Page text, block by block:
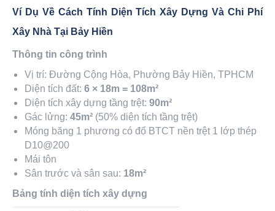
Ví Dụ Về Cách Tính Diện Tích Xây Dựng Và Chi Phí
Xây Nhà Tại Bảy Hiền
Thông tin công trình
Vị trí: Đường Cộng Hòa, Phường Bảy Hiền, TPHCM
Diện tích đất: 6 × 18m = 108m²
Diện tích xây dựng tầng trệt: 90m²
Gác lửng: 45m² (50% diện tích tầng trệt)
Móng băng 1 phương có đổ BTCT nền trệt 1 lớp thép
D10@200
Mái tôn
Sân trước và sân sau: 18m²
Bảng tính diện tích xây dựng